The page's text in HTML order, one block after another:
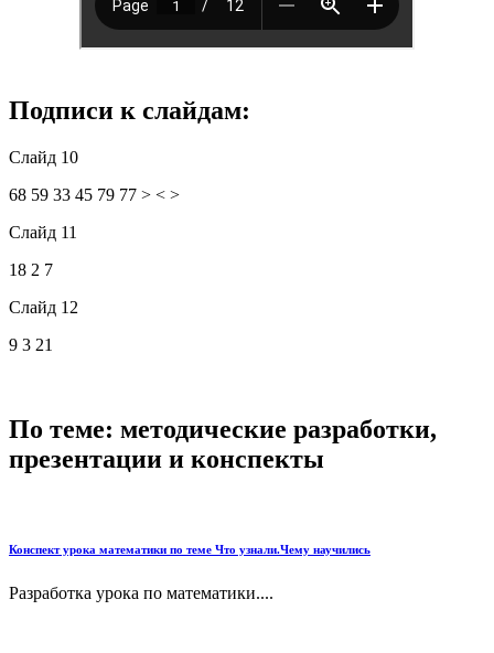
Подписи к слайдам:
Слайд 10
68 59 33 45 79 77 > < >
Слайд 11
18 2 7
Слайд 12
9 3 21
По теме: методические разработки,
презентации и конспекты
Конспект урока математики по теме Что узнали.Чему научились
Разработка урока по математики....